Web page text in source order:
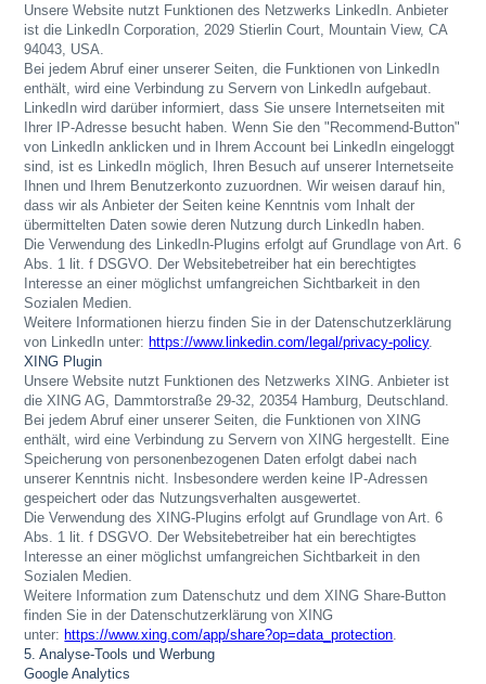
Unsere Website nutzt Funktionen des Netzwerks LinkedIn. Anbieter
ist die LinkedIn Corporation, 2029 Stierlin Court, Mountain View, CA
94043, USA.
Bei jedem Abruf einer unserer Seiten, die Funktionen von LinkedIn
enthält, wird eine Verbindung zu Servern von LinkedIn aufgebaut.
LinkedIn wird darüber informiert, dass Sie unsere Internetseiten mit
Ihrer IP-Adresse besucht haben. Wenn Sie den "Recommend-Button"
von LinkedIn anklicken und in Ihrem Account bei LinkedIn eingeloggt
sind, ist es LinkedIn möglich, Ihren Besuch auf unserer Internetseite
Ihnen und Ihrem Benutzerkonto zuzuordnen. Wir weisen darauf hin,
dass wir als Anbieter der Seiten keine Kenntnis vom Inhalt der
übermittelten Daten sowie deren Nutzung durch LinkedIn haben.
Die Verwendung des LinkedIn-Plugins erfolgt auf Grundlage von Art. 6
Abs. 1 lit. f DSGVO. Der Websitebetreiber hat ein berechtigtes
Interesse an einer möglichst umfangreichen Sichtbarkeit in den
Sozialen Medien.
Weitere Informationen hierzu finden Sie in der Datenschutzerklärung
von LinkedIn unter: https://www.linkedin.com/legal/privacy-policy.
XING Plugin
Unsere Website nutzt Funktionen des Netzwerks XING. Anbieter ist
die XING AG, Dammtorstraße 29-32, 20354 Hamburg, Deutschland.
Bei jedem Abruf einer unserer Seiten, die Funktionen von XING
enthält, wird eine Verbindung zu Servern von XING hergestellt. Eine
Speicherung von personenbezogenen Daten erfolgt dabei nach
unserer Kenntnis nicht. Insbesondere werden keine IP-Adressen
gespeichert oder das Nutzungsverhalten ausgewertet.
Die Verwendung des XING-Plugins erfolgt auf Grundlage von Art. 6
Abs. 1 lit. f DSGVO. Der Websitebetreiber hat ein berechtigtes
Interesse an einer möglichst umfangreichen Sichtbarkeit in den
Sozialen Medien.
Weitere Information zum Datenschutz und dem XING Share-Button
finden Sie in der Datenschutzerklärung von XING
unter: https://www.xing.com/app/share?op=data_protection.
5. Analyse-Tools und Werbung
Google Analytics